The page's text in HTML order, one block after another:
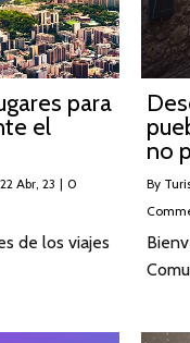
para
el
22 Abr, 23 | 0
de los viajes
no
By